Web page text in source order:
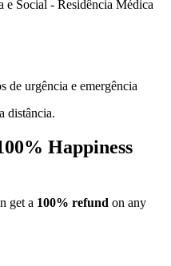
e Social - Residência Médica
de urgência e emergência
distância.
Happiness
get a 100% refund on any